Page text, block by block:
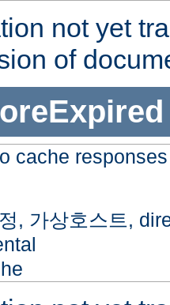
not yet
of
cache
, 가상호스트,